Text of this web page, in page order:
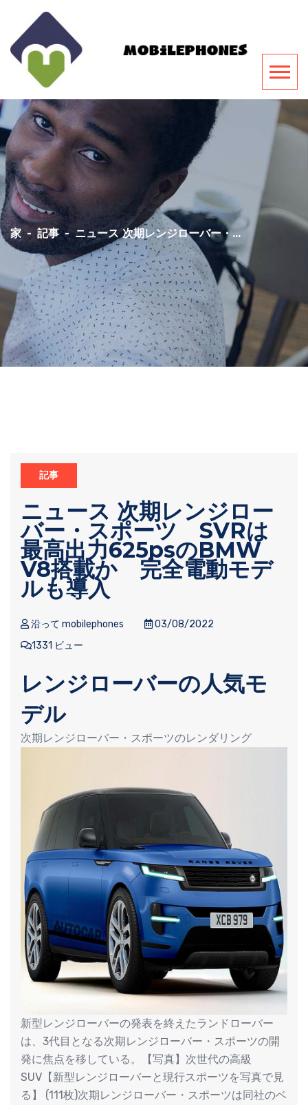
家 - 記事 - ニュース 次期レンジローバー・...
記事
ニュース 次期レンジロー
バー・スポーツ SVRは
最高出力625psのBMW
V8搭載か 完全電動モデ
ルも導入
沿って mobilephones
03/08/2022
1331 ビュー
レンジローバーの人気モ
デル
次期レンジローバー・スポーツのレンダリング
新型レンジローバーの発表を終えたランドローバー
は、3代目となる次期レンジローバー・スポーツの開
発に焦点を移している。【写真】次世代の高級
SUV【新型レンジローバーと現行スポーツを写真で見
る】 (111枚)次期レンジローバー・スポーツは同社のベ